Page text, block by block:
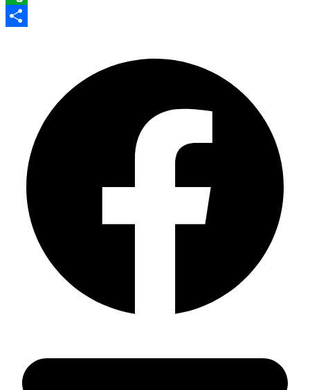
Evernote